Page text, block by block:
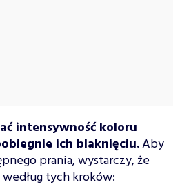
intensywność koloru
ich blaknięciu.Aby
prania, wystarczy, że
tych kroków: